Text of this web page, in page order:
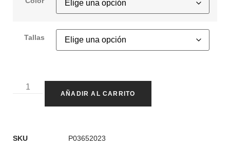
Tallas
AÑADIR AL CARRITO
SKU
P03652023